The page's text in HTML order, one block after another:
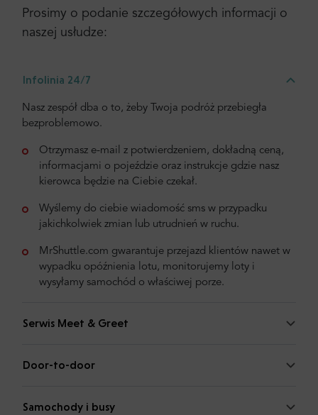
Prosimy o podanie szczegółowych informacji o
naszej usłudze:
Infolinia 24/7
Nasz zespół dba o to, żeby Twoja podróż przebiegła
bezproblemowo.
Otrzymasz e-mail z potwierdzeniem, dokładną ceną,
informacjami o pojeździe oraz instrukcje gdzie nasz
kierowca będzie na Ciebie czekał.
Wyślemy do ciebie wiadomość sms w przypadku
jakichkolwiek zmian lub utrudnień w ruchu.
MrShuttle.com gwarantuje przejazd klientów nawet w
wypadku opóźnienia lotu, monitorujemy loty i
wysyłamy samochód o właściwej porze.
Serwis Meet & Greet
Door-to-door
Samochody i busy